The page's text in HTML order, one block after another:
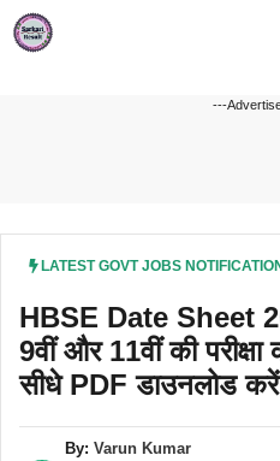
Skip
---
LATEST GOVT JOBS
HBSE Date Sheet
9वीं और 11वीं की परीक्षा
सीधे PDF डाउनलोड
By:Varun Kumar